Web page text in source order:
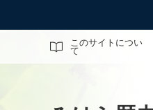
このサイトについ
て
サイト内検索